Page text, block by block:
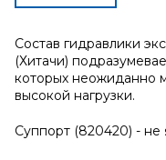
Состав гидравлики
(Хитачи)
которых неожиданно
высокой нагрузки.
Суппорт (820420) - не